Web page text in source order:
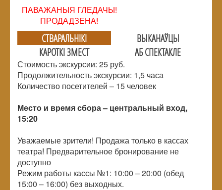
ПАВАЖАНЫЯ ГЛЕДАЧЫ!
ПРОДАДЗЕНА!
СТВАРАЛЬНIКI
ВЫКАНАЎЦЫ
КАРОТКІ ЗМЕСТ
АБ СПЕКТАКЛЕ
Стоимость экскурсии: 25 руб.
Продолжительность экскурсии: 1,5 часа
Количество посетителей – 15 человек
Место и время сбора – центральный вход,
15:20
Уважаемые зрители! Продажа только в кассах
театра! Предварительное бронирование не
доступно
Режим работы кассы №1: 10:00 – 20:00 (обед
15:00 – 16:00) без выходных.